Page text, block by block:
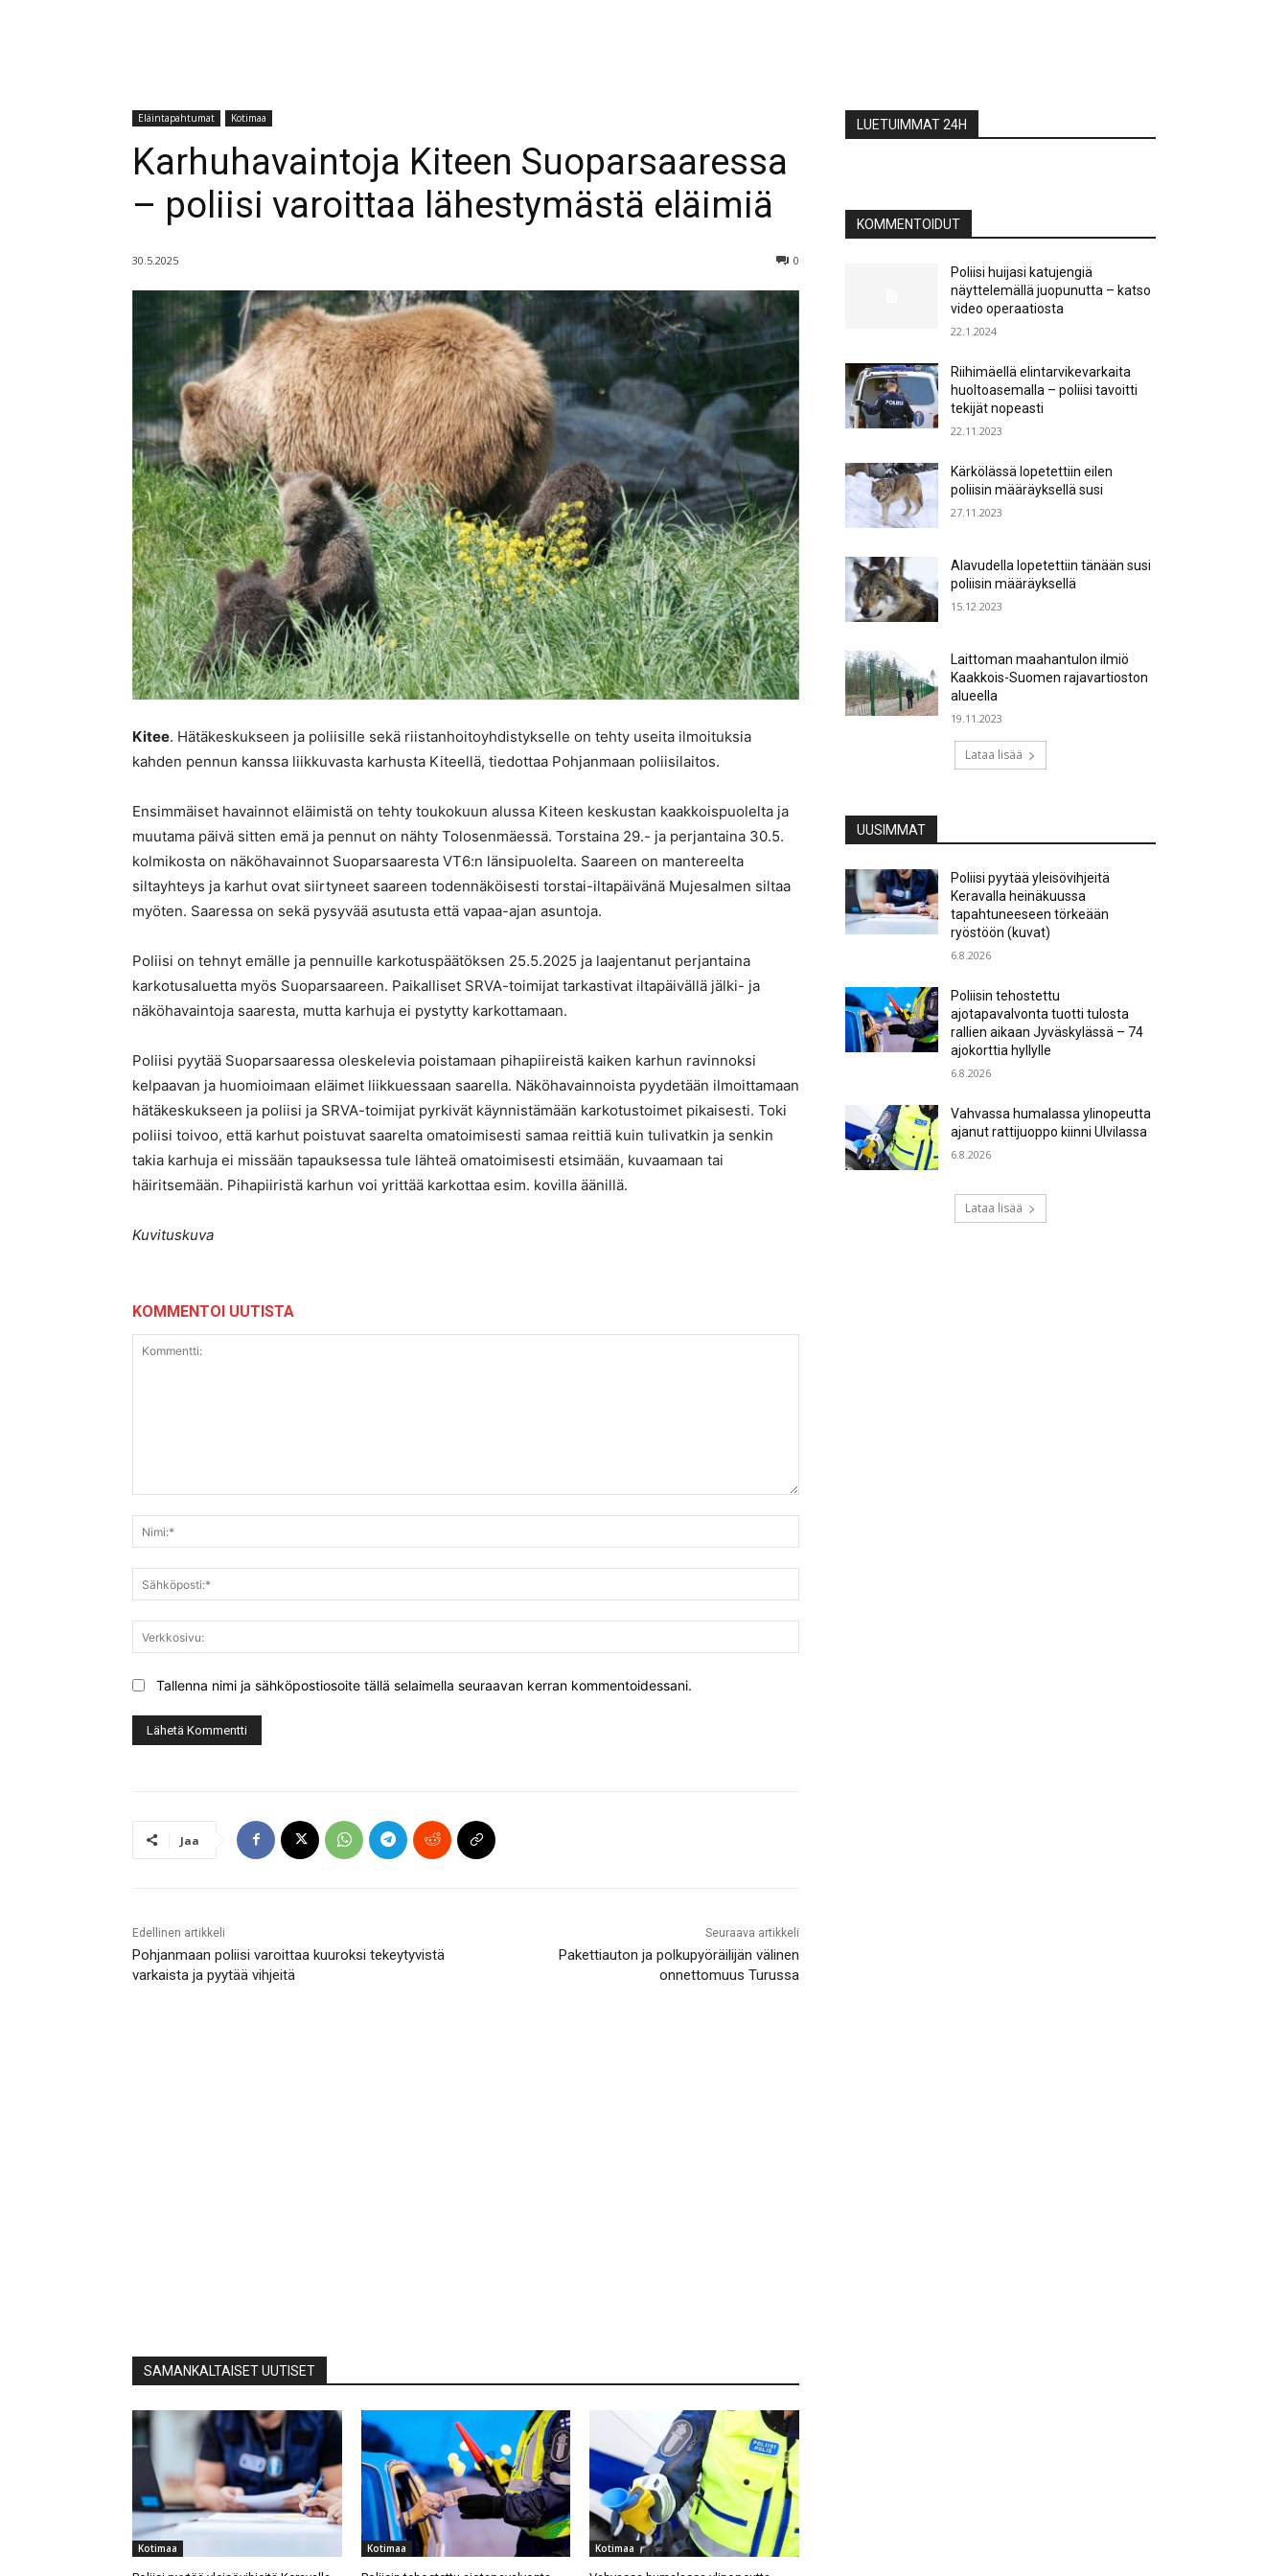
Eläintapahtumat Kotimaa
Karhuhavaintoja Kiteen Suoparsaaressa
– poliisi varoittaa lähestymästä eläimiä
30.5.2025 0
Kitee. Hätäkeskukseen ja poliisille sekä riistanhoitoyhdistykselle on tehty useita ilmoituksia
kahden pennun kanssa liikkuvasta karhusta Kiteellä, tiedottaa Pohjanmaan poliisilaitos.
Ensimmäiset havainnot eläimistä on tehty toukokuun alussa Kiteen keskustan kaakkoispuolelta ja
muutama päivä sitten emä ja pennut on nähty Tolosenmäessä. Torstaina 29.- ja perjantaina 30.5.
kolmikosta on näköhavainnot Suoparsaaresta VT6:n länsipuolelta. Saareen on mantereelta
siltayhteys ja karhut ovat siirtyneet saareen todennäköisesti torstai-iltapäivänä Mujesalmen siltaa
myöten. Saaressa on sekä pysyvää asutusta että vapaa-ajan asuntoja.
Poliisi on tehnyt emälle ja pennuille karkotuspäätöksen 25.5.2025 ja laajentanut perjantaina
karkotusaluetta myös Suoparsaareen. Paikalliset SRVA-toimijat tarkastivat iltapäivällä jälki- ja
näköhavaintoja saaresta, mutta karhuja ei pystytty karkottamaan.
Poliisi pyytää Suoparsaaressa oleskelevia poistamaan pihapiireistä kaiken karhun ravinnoksi
kelpaavan ja huomioimaan eläimet liikkuessaan saarella. Näköhavainnoista pyydetään ilmoittamaan
hätäkeskukseen ja poliisi ja SRVA-toimijat pyrkivät käynnistämään karkotustoimet pikaisesti. Toki
poliisi toivoo, että karhut poistuvat saarelta omatoimisesti samaa reittiä kuin tulivatkin ja senkin
takia karhuja ei missään tapauksessa tule lähteä omatoimisesti etsimään, kuvaamaan tai
häiritsemään. Pihapiiristä karhun voi yrittää karkottaa esim. kovilla äänillä.
Kuvituskuva
KOMMENTOI UUTISTA
Tallenna nimi ja sähköpostiosoite tällä selaimella seuraavan kerran kommentoidessani.
Jaa
Edellinen artikkeli
Pohjanmaan poliisi varoittaa kuuroksi tekeytyvistä
varkaista ja pyytää vihjeitä
Seuraava artikkeli
Pakettiauton ja polkupyöräilijän välinen
onnettomuus Turussa
SAMANKALTAISET UUTISET
Kotimaa Kotimaa Kotimaa
LUETUIMMAT 24H
KOMMENTOIDUT
Poliisi huijasi katujengiä
näyttelemällä juopunutta – katso
video operaatiosta
22.1.2024
Riihimäellä elintarvikevarkaita
huoltoasemalla – poliisi tavoitti
tekijät nopeasti
22.11.2023
Kärkölässä lopetettiin eilen
poliisin määräyksellä susi
27.11.2023
Alavudella lopetettiin tänään susi
poliisin määräyksellä
15.12.2023
Laittoman maahantulon ilmiö
Kaakkois-Suomen rajavartioston
alueella
19.11.2023
Lataa lisää
UUSIMMAT
Poliisi pyytää yleisövihjeitä
Keravalla heinäkuussa
tapahtuneeseen törkeään
ryöstöön (kuvat)
6.8.2026
Poliisin tehostettu
ajotapavalvonta tuotti tulosta
rallien aikaan Jyväskylässä – 74
ajokorttia hyllylle
6.8.2026
Vahvassa humalassa ylinopeutta
ajanut rattijuoppo kiinni Ulvilassa
6.8.2026
Lataa lisää